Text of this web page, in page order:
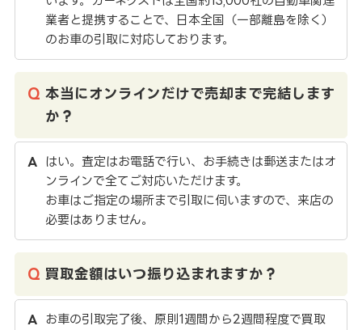
業者と提携することで、日本全国（一部離島を除く）
のお車の引取に対応しております。
本当にオンラインだけで売却まで完結します
か？
はい。査定はお電話で行い、お手続きは郵送またはオ
ンラインで全てご対応いただけます。
お車はご指定の場所まで引取に伺いますので、来店の
必要はありません。
買取金額はいつ振り込まれますか？
お車の引取完了後、原則1週間から2週間程度で買取